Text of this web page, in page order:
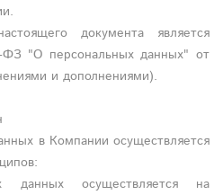
документа является
"О персональных данных" от
и дополнениями).
в Компании осуществляется
данных осуществляется на